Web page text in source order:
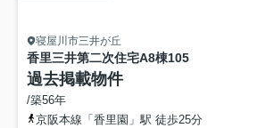
寝屋川市三井が丘
香里三井第二次住宅A8棟105
過去掲載物件
/築56年
京阪本線「香里園」駅 徒歩25分